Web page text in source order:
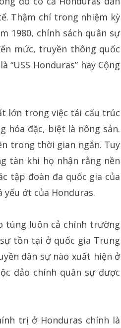
Thậm chí trong nhiệm kỳ
1980, chính sách quân sự
mức, truyền thông quốc
Honduras” hay Cộng
lớn trong việc tái cấu trúc
hóa đặc, biệt là nông sản.
trong thời gian ngắn. Tuy
tàn khi họ nhận rằng nền
tập đoàn đa quốc gia của
yếu ớt của Honduras.
túng luôn cả chính trường
tồn tại ở quốc gia Trung
dân sự nào xuất hiện ở
đảo chính quân sự được
trị ở Honduras chính là